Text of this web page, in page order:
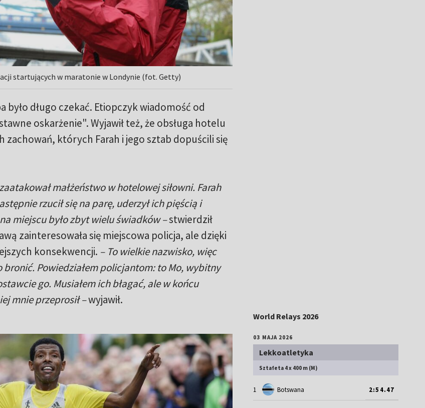
startujących w maratonie w Londynie (fot. Getty)
było długo czekać. Etiopczyk wiadomość od
oskarżenie". Wyjawił też, że obsługa hotelu
zachowań, których Farah i jego sztab dopuścili się
małżeństwo w hotelowej siłowni. Farah
rzucił się na parę, uderzył ich pięścią i
miejscu było zbyt wielu świadków –stwierdził
zainteresowała się miejscowa policja, ale dzięki
konsekwencji. – To wielkie nazwisko, więc
bronić. Powiedziałem policjantom: to Mo, wybitny
go. Musiałem ich błagać, ale w końcu
mnie przeprosił –wyjawił.
World Relays 2026
03 MAJA 2026
Lekkoatletyka
Sztafeta 4 x 400 m (M)
1 Botswana 2:54.47